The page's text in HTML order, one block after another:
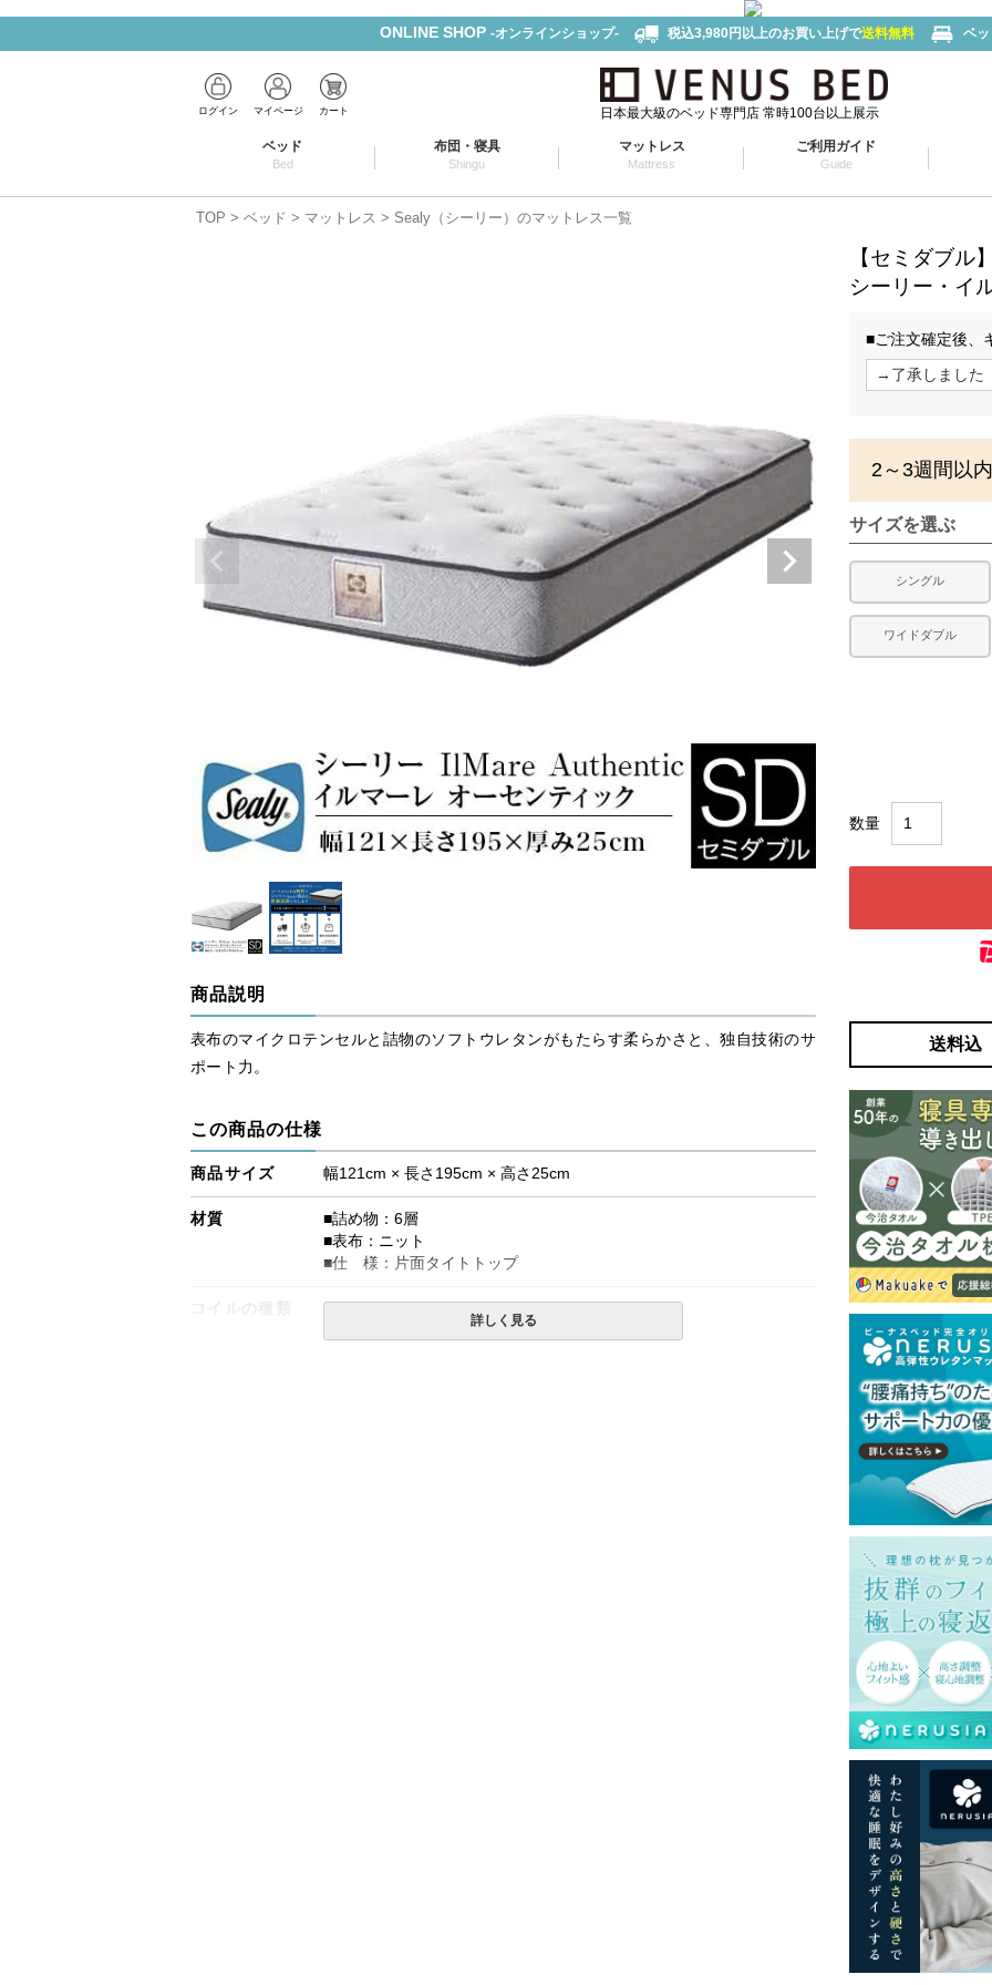
ONLINE SHOP -オンラインショップ- 税込3,980円以上のお買い上げで送料無料 ベ
ログイン マイページ カート 日本最大級のベッド専門店 常時100台以上展示
ベッド
Bed
布団・寝具
Shingu
マットレス
Mattress
ご利用ガイド
Guide
TOP ベッド マットレス Sealy（シーリー）のマットレス一覧
商品説明
表布のマイクロテンセルと詰物のソフトウレタンがもたらす柔らかさと、独自技術のサ
ポート力。
この商品の仕様
商品サイズ 幅121cm × 長さ195cm × 高さ25cm
材質
■詰め物：6層
■表布：ニット
■仕 様：片面タイトトップ
ポスチャーテックコイル、シングルテンパー
詳しく見る
【セミダブル
シーリー・イ
■ご注文確定後、
2～3週間以
サイズを選ぶ
シングル
ワイドダブル
送料込